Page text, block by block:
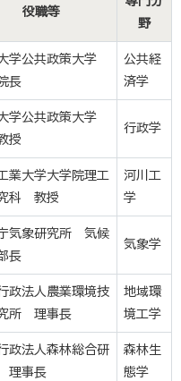
役職等
野
学公共政策大学
長
公共経
済学
学公共政策大学
授
行政学
業大学大学院理工
科 教授
河川工
学
気象研究所 気候
長
気象学
政法人農業環境技
所 理事長
地域環
境工学
政法人森林総合研
理事長
森林生
態学